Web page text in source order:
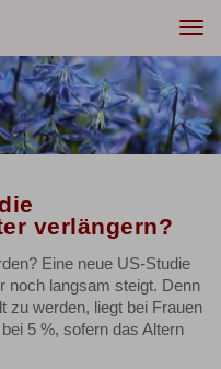
verlängern?
Eine neue US-Studie
noch langsam steigt. Denn
zu werden, liegt bei Frauen
5 %, sofern das Altern